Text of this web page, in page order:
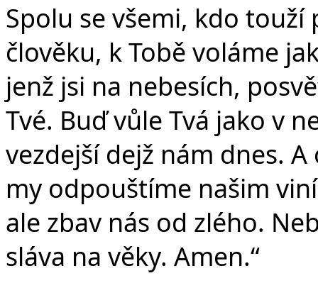
Spolu se všemi, kdo touží
člověku, k Tobě voláme
jenž jsi na nebesích,
Tvé. Buď vůle Tvá jako v
vezdejší dejž nám dnes.
my odpouštíme našim
ale zbav nás od zlého.
sláva na věky. Amen.“